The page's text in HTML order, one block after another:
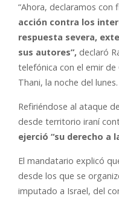
“Ahora, declaramos con
acción contra los
respuesta severa,
sus autores”, declaró
telefónica con el emir
Thani, la noche del lunes.
Refiriéndose al ataque
desde territorio iraní
ejerció “su derecho a
El mandatario explicó
desde los que se
imputado a Israel, del